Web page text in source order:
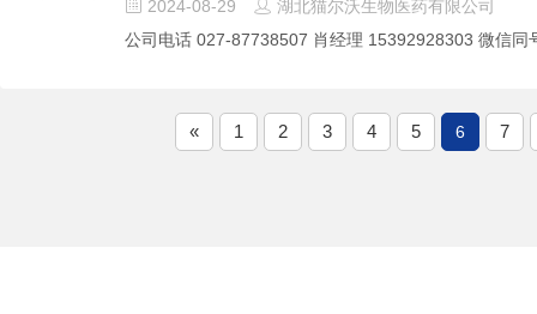
 2024-08-29  湖北猫尔沃生物医药有限公司
公司电话 027-87738507 肖经理 15392928303 微信同
« 1 2 3 4 5 6 7